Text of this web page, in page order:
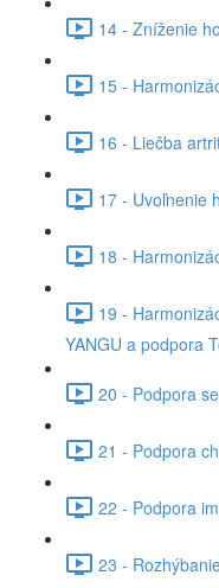
14 - Zníženie
15 -
16 - Liečba
17 - Uvoľnenie
18 -
19 -
YANGU a podpora
20 - Podpora
21 - Podpora
22 - Podpora
23 -